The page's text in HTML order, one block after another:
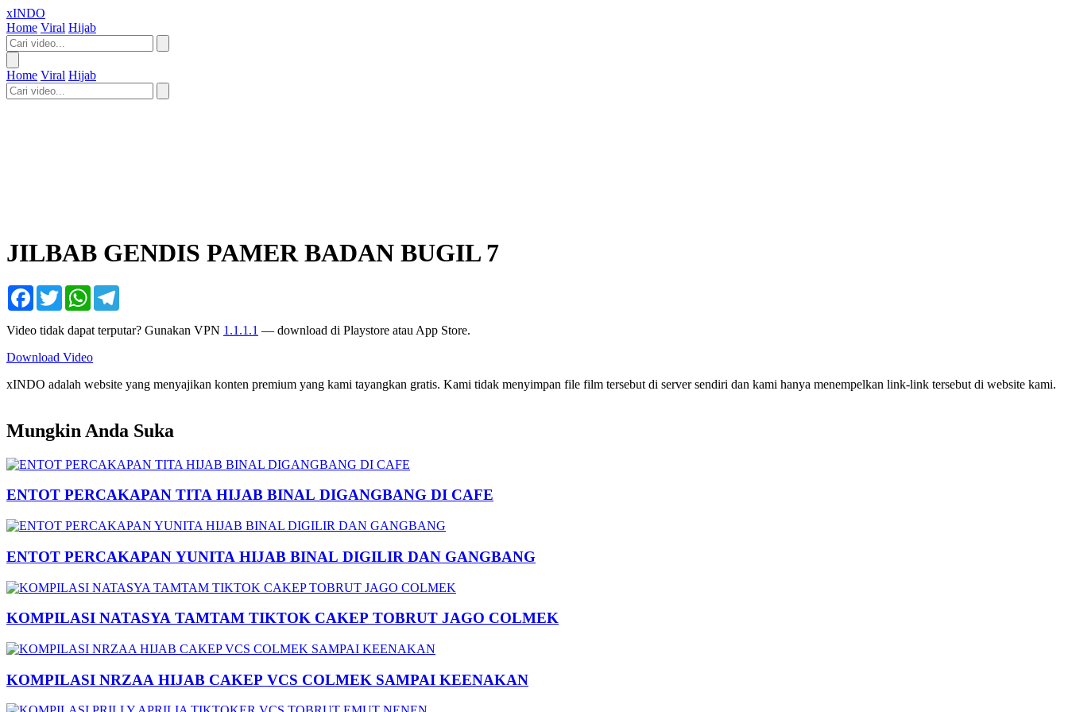
xINDO
Home Viral Hijab
Home Viral Hijab
JILBAB GENDIS PAMER BADAN BUGIL 7
Facebook
TwitterWhatsApp
Video tidak dapat terputar? Gunakan VPN 1.1.1.1 — download di Playstore atau App Store.
Download Video
xINDO adalah website yang menyajikan konten premium yang kami tayangkan gratis. Kami tidak menyimpan file film tersebut di server sendiri dan kami hanya menempelkan link-link tersebut di website kami.
Mungkin Anda Suka
ENTOT PERCAKAPAN TITA HIJAB BINAL DIGANGBANG DI CAFE
ENTOT PERCAKAPAN YUNITA HIJAB BINAL DIGILIR DAN GANGBANG
KOMPILASI NATASYA TAMTAM TIKTOK CAKEP TOBRUT JAGO COLMEK
KOMPILASI NRZAA HIJAB CAKEP VCS COLMEK SAMPAI KEENAKAN